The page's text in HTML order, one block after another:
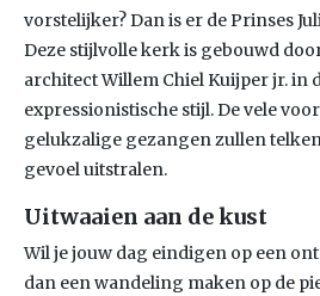
vorstelijker? Dan is er de Prinses
Deze stijlvolle kerk is gebouwd
architect Willem Chiel Kuijper jr. in
expressionistische stijl. De vele
gelukzalige gezangen zullen
gevoel uitstralen.
Uitwaaien aan de kust
Wil je jouw dag eindigen op een
dan een wandeling maken op de